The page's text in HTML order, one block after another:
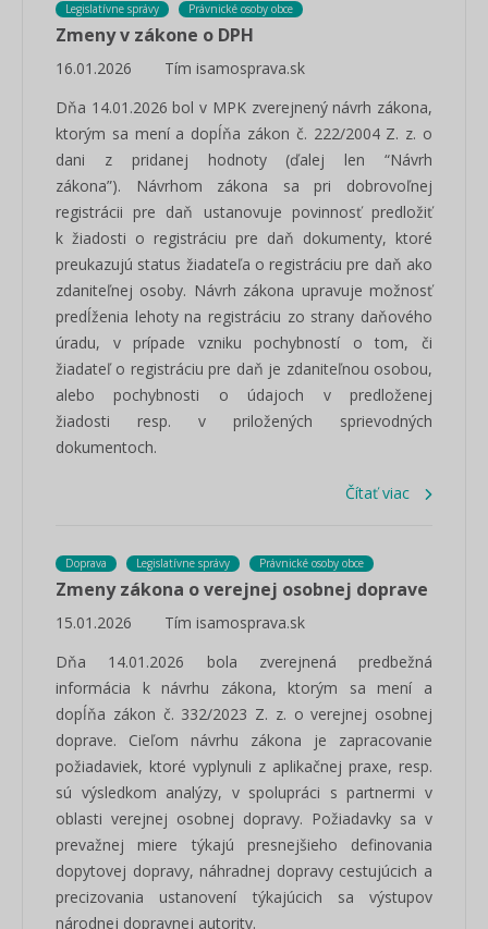
Legislatívne správy Právnické osoby obce
Zmeny v zákone o DPH
16.01.2026
Tím isamosprava.sk
Dňa 14.01.2026 bol v MPK zverejnený návrh zákona,
ktorým sa mení a dopĺňa zákon č. 222/2004 Z. z. o
dani z pridanej hodnoty (ďalej len “Návrh
zákona”). Návrhom zákona sa pri dobrovoľnej
registrácii pre daň ustanovuje povinnosť predložiť
k žiadosti o registráciu pre daň dokumenty, ktoré
preukazujú status žiadateľa o registráciu pre daň ako
zdaniteľnej osoby. Návrh zákona upravuje možnosť
predĺženia lehoty na registráciu zo strany daňového
úradu, v prípade vzniku pochybností o tom, či
žiadateľ o registráciu pre daň je zdaniteľnou osobou,
alebo pochybnosti o údajoch v predloženej
žiadosti resp. v priložených sprievodných
dokumentoch.
Čítať viac
Doprava Legislatívne správy Právnické osoby obce
Zmeny zákona o verejnej osobnej doprave
15.01.2026
Tím isamosprava.sk
Dňa 14.01.2026 bola zverejnená predbežná
informácia k návrhu zákona, ktorým sa mení a
dopĺňa zákon č. 332/2023 Z. z. o verejnej osobnej
doprave. Cieľom návrhu zákona je zapracovanie
požiadaviek, ktoré vyplynuli z aplikačnej praxe, resp.
sú výsledkom analýzy, v spolupráci s partnermi v
oblasti verejnej osobnej dopravy. Požiadavky sa v
prevažnej miere týkajú presnejšieho definovania
dopytovej dopravy, náhradnej dopravy cestujúcich a
precizovania ustanovení týkajúcich sa výstupov
národnej dopravnej autority.